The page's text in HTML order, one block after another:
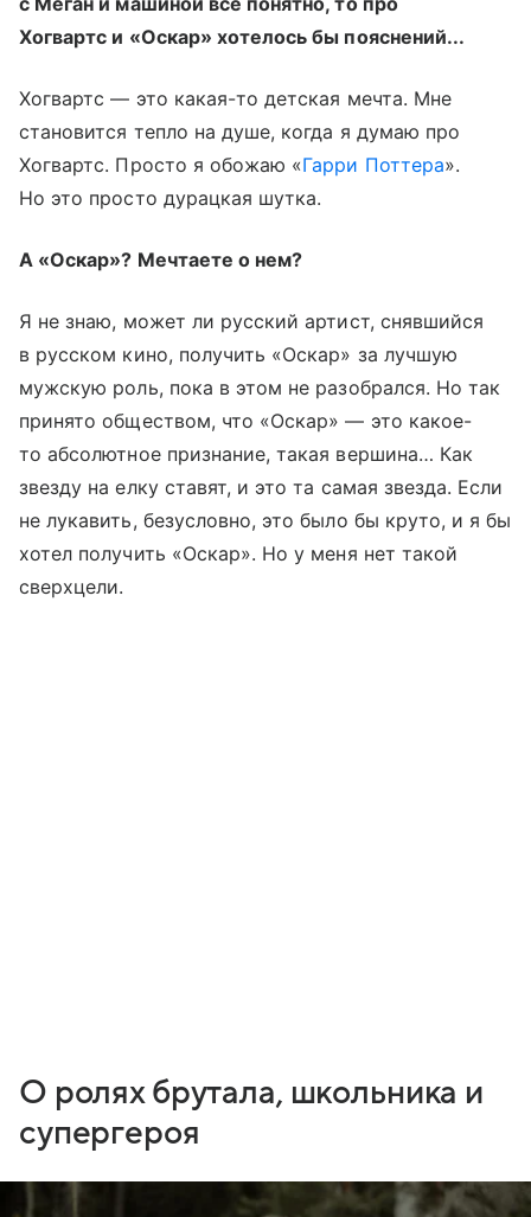
Хогвартс и «Оскар» хотелось бы пояснений...
Хогвартс — это какая-то детская мечта. Мне
становится тепло на душе, когда я думаю про
Хогвартс. Просто я обожаю «Гарри Поттера».
Но это просто дурацкая шутка.
А «Оскар»? Мечтаете о нем?
Я не знаю, может ли русский артист, снявшийся
в русском кино, получить «Оскар» за лучшую
мужскую роль, пока в этом не разобрался. Но так
принято обществом, что «Оскар» — это какое-
то абсолютное признание, такая вершина… Как
звезду на елку ставят, и это та самая звезда. Если
не лукавить, безусловно, это было бы круто, и я бы
хотел получить «Оскар». Но у меня нет такой
сверхцели.
О ролях брутала, школьника и
супергероя